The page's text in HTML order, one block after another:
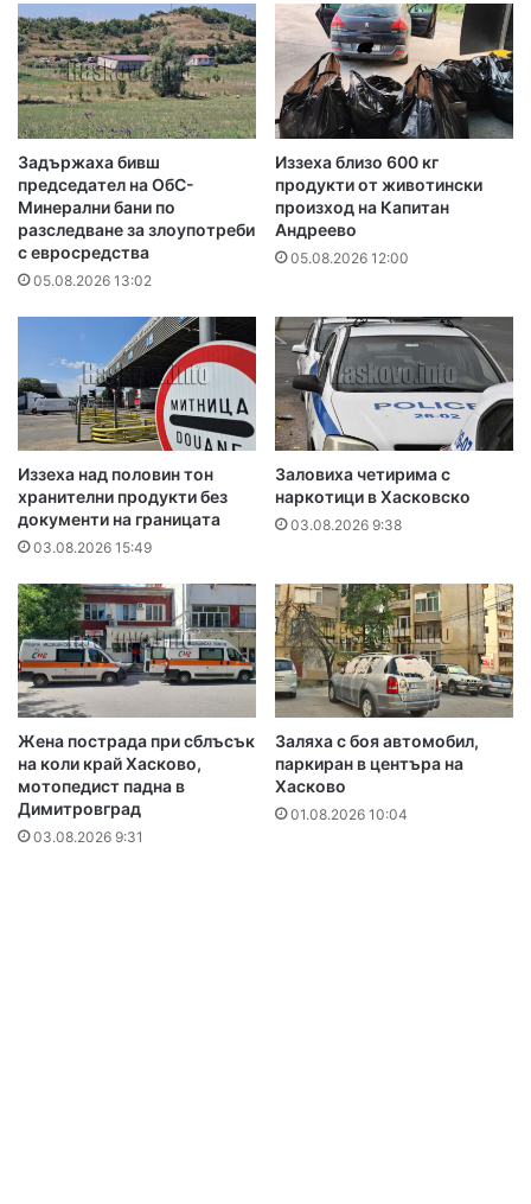
Задържаха бивш
председател на ОбС-
Минерални бани по
разследване за злоупотреби
с евросредства
05.08.2026 13:02
Иззеха близо 600 кг
продукти от животински
произход на Капитан
Андреево
05.08.2026 12:00
Иззеха над половин тон
хранителни продукти без
документи на границата
03.08.2026 15:49
Заловиха четирима с
наркотици в Хасковско
03.08.2026 9:38
Жена пострада при сблъсък
на коли край Хасково,
мотопедист падна в
Димитровград
03.08.2026 9:31
Заляха с боя автомобил,
паркиран в центъра на
Хасково
01.08.2026 10:04